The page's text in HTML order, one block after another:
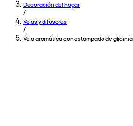
Decoración del hogar
/
Velas y difusores
/
Vela aromática con estampado de glicinia